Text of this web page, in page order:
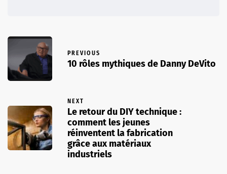
PREVIOUS
10 rôles mythiques de Danny DeVito
NEXT
Le retour du DIY technique :
comment les jeunes
réinventent la fabrication
grâce aux matériaux
industriels